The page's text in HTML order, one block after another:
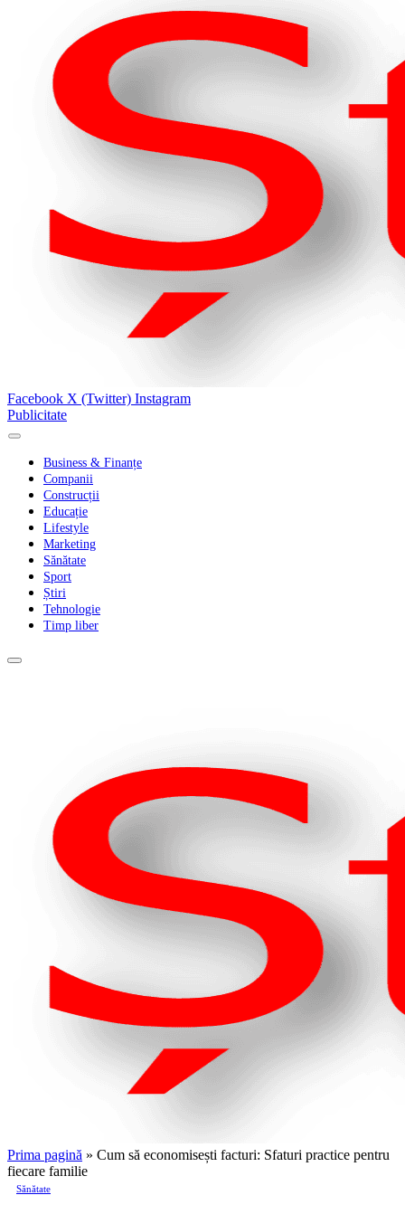
Facebook X (Twitter) Instagram
Publicitate
Business & Finanțe
Companii
Construcții
Educație
Lifestyle
Marketing
Sănătate
Sport
Știri
Tehnologie
Timp liber
Prima pagină » Cum să economisești facturi: Sfaturi practice pentru
fiecare familie
Sănătate